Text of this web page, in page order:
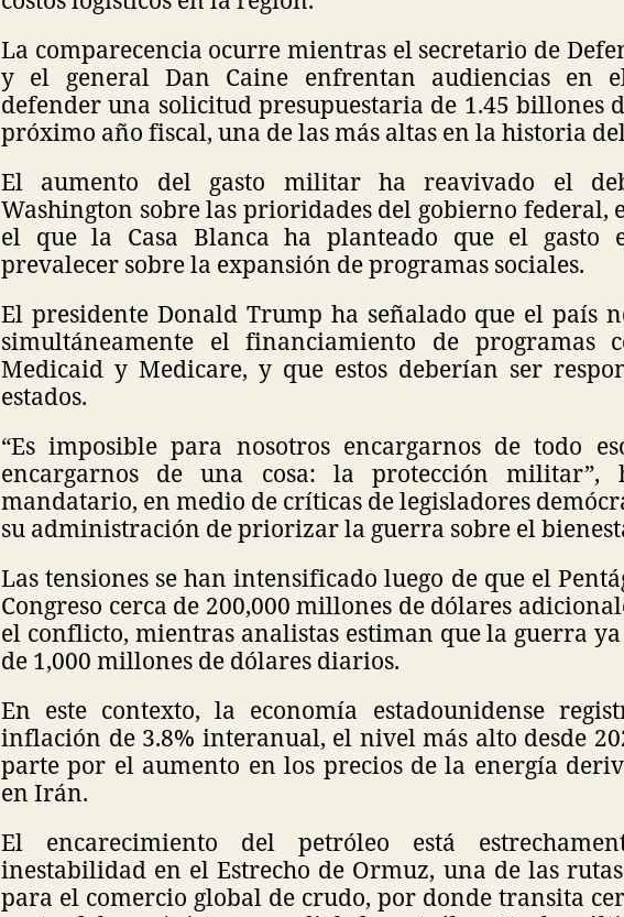
La comparecencia ocurre mientras el secretario de
y el general Dan Caine enfrentan audiencias en
defender una solicitud presupuestaria de 1.45 billones
próximo año fiscal, una de las más altas en la historia
El aumento del gasto militar ha reavivado el
Washington sobre las prioridades del gobierno federal,
el que la Casa Blanca ha planteado que el gasto
prevalecer sobre la expansión de programas sociales.
El presidente Donald Trump ha señalado que el país
simultáneamente el financiamiento de programas
Medicaid y Medicare, y que estos deberían ser
estados.
“Es imposible para nosotros encargarnos de todo
encargarnos de una cosa: la protección militar”,
mandatario, en medio de críticas de legisladores
su administración de priorizar la guerra sobre el
Las tensiones se han intensificado luego de que el
Congreso cerca de 200,000 millones de dólares
el conflicto, mientras analistas estiman que la guerra
de 1,000 millones de dólares diarios.
En este contexto, la economía estadounidense
inflación de 3.8% interanual, el nivel más alto desde
parte por el aumento en los precios de la energía
en Irán.
El encarecimiento del petróleo está
inestabilidad en el Estrecho de Ormuz, una de las
para el comercio global de crudo, por donde transita